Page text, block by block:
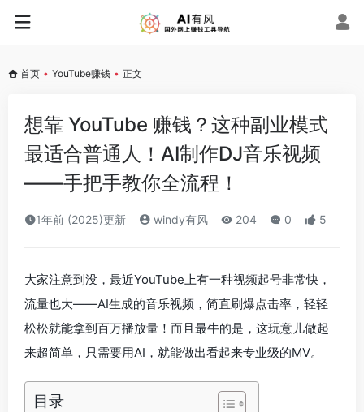
首页 • YouTube赚钱 • 正文
想靠 YouTube 赚钱？这种副业模式
最适合普通人！AI制作DJ音乐视频
——手把手教你全流程！
1年前 (2025)更新 windy有风 204 0 5
大家注意到没，最近YouTube上有一种视频起号非常快，
流量也大——AI生成的音乐视频，简直刷爆点击率，轻轻
松松就能拿到百万播放量！而且最牛的是，这玩意儿做起
来超简单，只需要用AI，就能做出看起来专业级的MV。
目录